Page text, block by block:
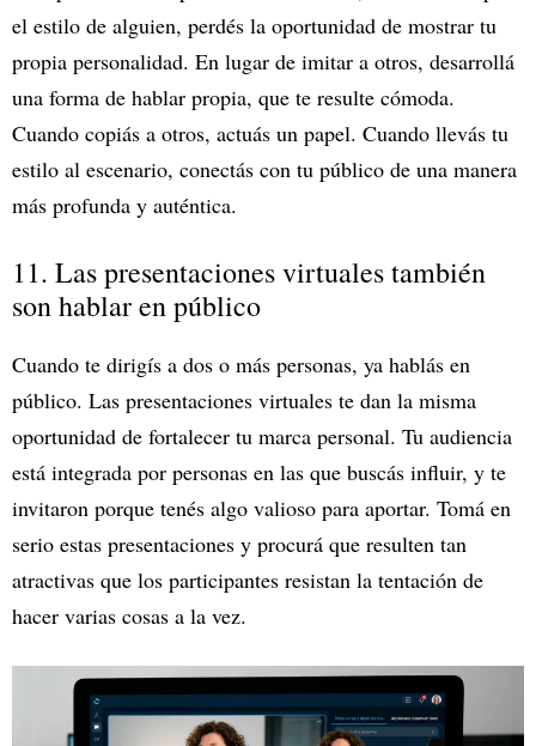
el estilo de alguien, perdés la oportunidad de mostrar tu
propia personalidad. En lugar de imitar a otros, desarrollá
una forma de hablar propia, que te resulte cómoda.
Cuando copiás a otros, actuás un papel. Cuando llevás tu
estilo al escenario, conectás con tu público de una manera
más profunda y auténtica.
11. Las presentaciones virtuales también
son hablar en público
Cuando te dirigís a dos o más personas, ya hablás en
público. Las presentaciones virtuales te dan la misma
oportunidad de fortalecer tu marca personal. Tu audiencia
está integrada por personas en las que buscás influir, y te
invitaron porque tenés algo valioso para aportar. Tomá en
serio estas presentaciones y procurá que resulten tan
atractivas que los participantes resistan la tentación de
hacer varias cosas a la vez.